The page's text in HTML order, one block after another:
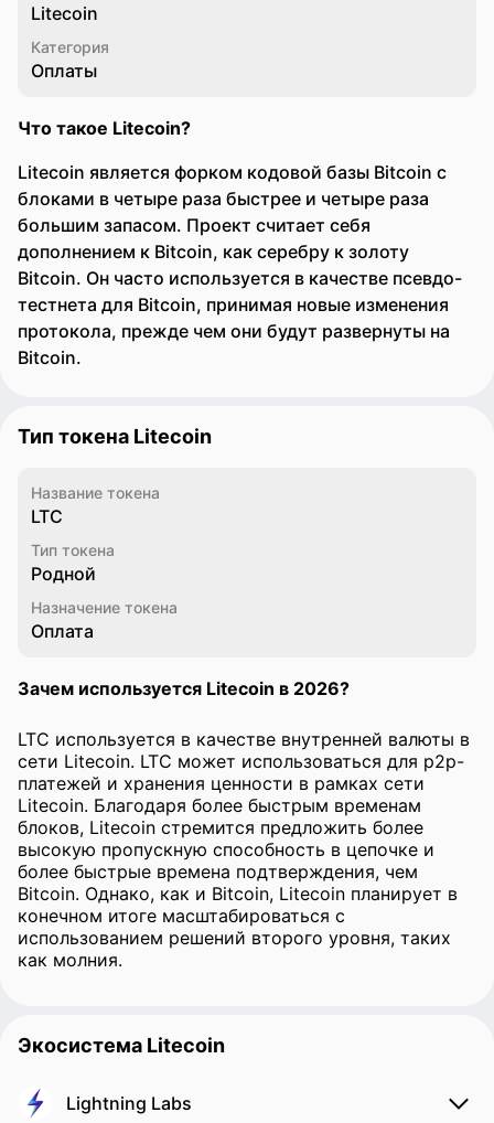
Litecoin
Категория
Оплаты
Что такое Litecoin?
Litecoin является форком кодовой базы Bitcoin с
блоками в четыре раза быстрее и четыре раза
большим запасом. Проект считает себя
дополнением к Bitcoin, как серебру к золоту
Bitcoin. Он часто используется в качестве псевдо-
тестнета для Bitcoin, принимая новые изменения
протокола, прежде чем они будут развернуты на
Bitcoin.
Тип токена Litecoin
Название токена
LTC
Тип токена
Родной
Назначение токена
Оплата
Зачем используется Litecoin в 2026?
LTC используется в качестве внутренней валюты в
сети Litecoin. LTC может использоваться для p2p-
платежей и хранения ценности в рамках сети
Litecoin. Благодаря более быстрым временам
блоков, Litecoin стремится предложить более
высокую пропускную способность в цепочке и
более быстрые времена подтверждения, чем
Bitcoin. Однако, как и Bitcoin, Litecoin планирует в
конечном итоге масштабироваться с
использованием решений второго уровня, таких
как молния.
Экосистема Litecoin
Lightning Labs